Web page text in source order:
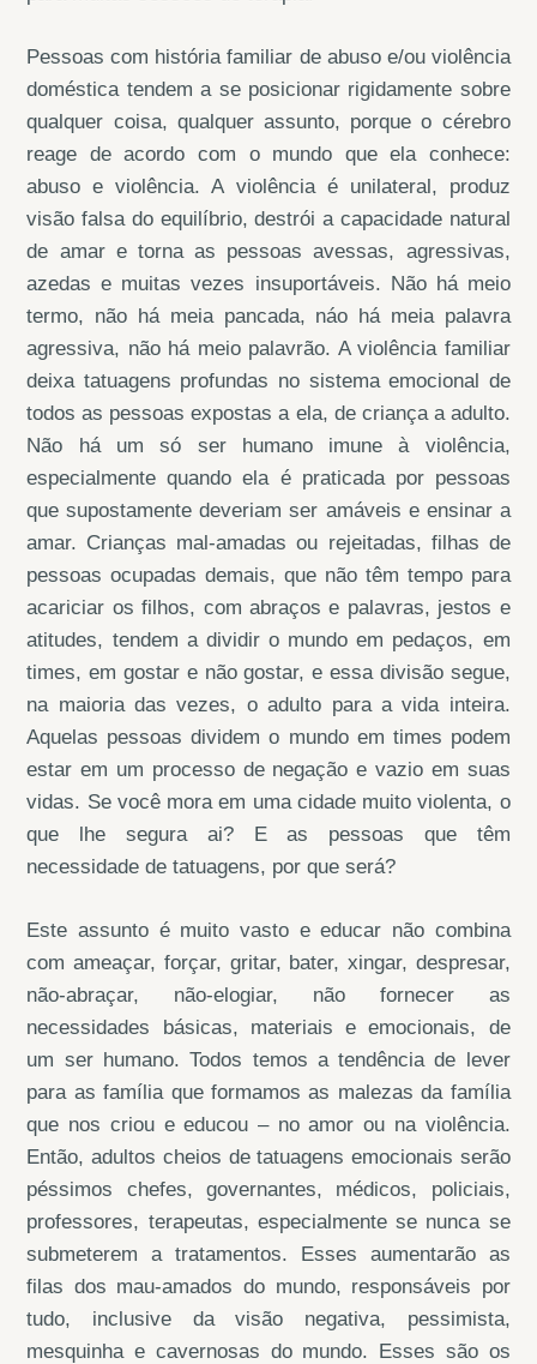
Pessoas com história familiar de abuso e/ou violência
doméstica tendem a se posicionar rigidamente sobre
qualquer coisa, qualquer assunto, porque o cérebro
reage de acordo com o mundo que ela conhece:
abuso e violência. A violência é unilateral, produz
visão falsa do equilíbrio, destrói a capacidade natural
de amar e torna as pessoas avessas, agressivas,
azedas e muitas vezes insuportáveis. Não há meio
termo, não há meia pancada, náo há meia palavra
agressiva, não há meio palavrão. A violência familiar
deixa tatuagens profundas no sistema emocional de
todos as pessoas expostas a ela, de criança a adulto.
Não há um só ser humano imune à violência,
especialmente quando ela é praticada por pessoas
que supostamente deveriam ser amáveis e ensinar a
amar. Crianças mal-amadas ou rejeitadas, filhas de
pessoas ocupadas demais, que não têm tempo para
acariciar os filhos, com abraços e palavras, jestos e
atitudes, tendem a dividir o mundo em pedaços, em
times, em gostar e não gostar, e essa divisão segue,
na maioria das vezes, o adulto para a vida inteira.
Aquelas pessoas dividem o mundo em times podem
estar em um processo de negação e vazio em suas
vidas. Se você mora em uma cidade muito violenta, o
que lhe segura ai? E as pessoas que têm
necessidade de tatuagens, por que será?
Este assunto é muito vasto e educar não combina
com ameaçar, forçar, gritar, bater, xingar, despresar,
não-abraçar, não-elogiar, não fornecer as
necessidades básicas, materiais e emocionais, de
um ser humano. Todos temos a tendência de lever
para as família que formamos as malezas da família
que nos criou e educou – no amor ou na violência.
Então, adultos cheios de tatuagens emocionais serão
péssimos chefes, governantes, médicos, policiais,
professores, terapeutas, especialmente se nunca se
submeterem a tratamentos. Esses aumentarão as
filas dos mau-amados do mundo, responsáveis por
tudo, inclusive da visão negativa, pessimista,
mesquinha e cavernosas do mundo. Esses são os